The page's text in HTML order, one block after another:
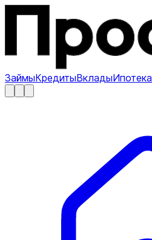
ЗаймыКредитыВкладыИпотека